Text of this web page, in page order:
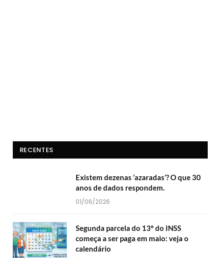
RECENTES
Existem dezenas ‘azaradas’? O que 30
anos de dados respondem.
01/06/2026
Segunda parcela do 13º do INSS
começa a ser paga em maio: veja o
calendário